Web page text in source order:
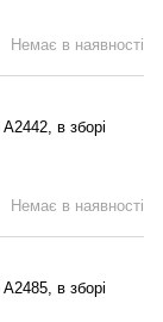
Немає в наявності
в зборі
Немає в наявності
в зборі